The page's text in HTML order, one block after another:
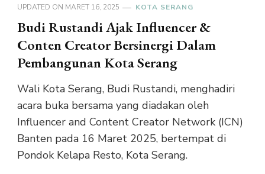
UPDATED ON MARET 16, 2025 KOTA SERANG
Budi Rustandi Ajak Influencer &
Conten Creator Bersinergi Dalam
Pembangunan Kota Serang
Wali Kota Serang, Budi Rustandi, menghadiri
acara buka bersama yang diadakan oleh
Influencer and Content Creator Network (ICN)
Banten pada 16 Maret 2025, bertempat di
Pondok Kelapa Resto, Kota Serang.